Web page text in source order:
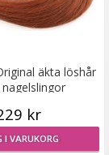
äkta löshår
kr
I VARUKORG